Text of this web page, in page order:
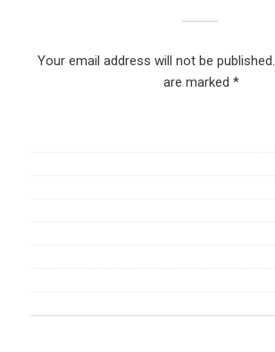
Your email address will not be published.
are marked *